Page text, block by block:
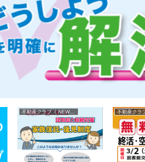
不動産クラブ《 NEWS 》